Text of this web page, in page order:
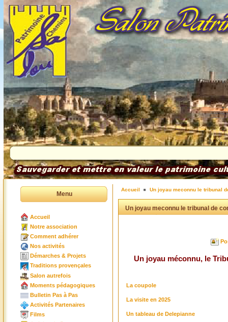
Menu
Accueil
Notre association
Comment adhérer
Nos activités
Démarches & Projets
Traditions provençales
Salon autrefois
Moments pédagogiques
Bulletin Pas à Pas
Activités Partenaires
Films
Accueil Un joyau meconnu le tribunal
Un joyau meconnu le tribunal de
Un joyau méconnu, le
La coupole
La visite en 2025
Un tableau de Delepianne